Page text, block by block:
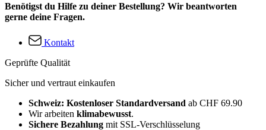
Benötigst du Hilfe zu deiner Bestellung? Wir beantworten
gerne deine Fragen.
Kontakt
Geprüfte Qualität
Sicher und vertraut einkaufen
Schweiz: Kostenloser Standardversand ab CHF 69.90
Wir arbeiten klimabewusst.
Sichere Bezahlung mit SSL-Verschlüsselung